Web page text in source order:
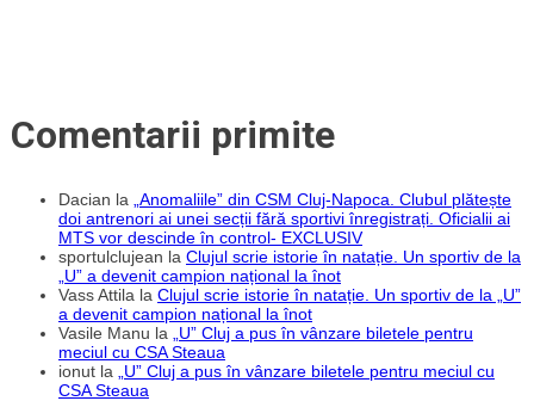
Comentarii primite
Dacian la
„Anomaliile” din CSM Cluj-Napoca. Clubul plătește
doi antrenori ai unei secții fără sportivi înregistrați. Oficialii ai
MTS vor descinde în control- EXCLUSIV
sportulclujean la Clujul scrie istorie în natație. Un sportiv de la
„U” a devenit campion național la înot
Vass Attila la Clujul scrie istorie în natație. Un sportiv de la „U”
a devenit campion național la înot
Vasile Manu la
„U” Cluj a pus în vânzare biletele pentru
meciul cu CSA Steaua
ionut la
„U” Cluj a pus în vânzare biletele pentru meciul cu
CSA Steaua